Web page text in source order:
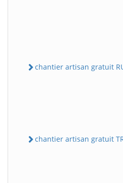
chantier artisan gratuit
chantier artisan gratuit